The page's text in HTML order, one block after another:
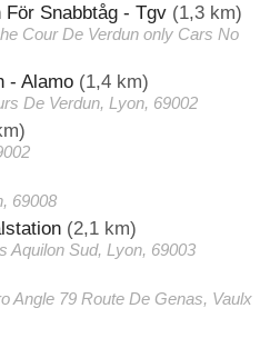
Snabbtåg - Tgv (1,3 km)
Cour De Verdun only Cars No
- Alamo (1,4 km)
De Verdun, Lyon, 69002
69008
(2,1 km)
Aquilon Sud, Lyon, 69003
Angle 79 Route De Genas, Vaulx